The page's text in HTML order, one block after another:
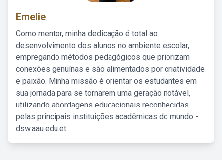
Emelie
Como mentor, minha dedicação é total ao
desenvolvimento dos alunos no ambiente escolar,
empregando métodos pedagógicos que priorizam
conexões genuínas e são alimentados por criatividade
e paixão. Minha missão é orientar os estudantes em
sua jornada para se tornarem uma geração notável,
utilizando abordagens educacionais reconhecidas
pelas principais instituições acadêmicas do mundo -
dsw.aau.edu.et.